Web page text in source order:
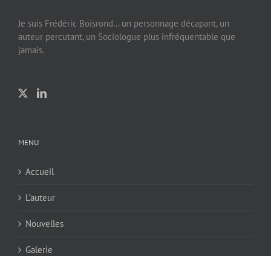
Je suis Frédéric Boisrond… un personnage décapant, un
auteur percutant, un Sociologue plus infréquentable que
jamais.
MENU
Accueil
L’auteur
Nouvelles
Galerie